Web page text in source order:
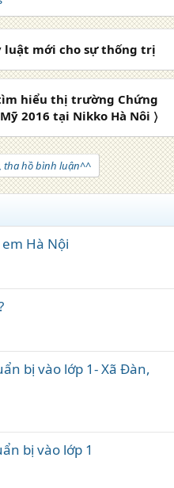
luật mới cho sự thống trị
hiểu thị trường Chứng
2016 tại Nikko Hà Nôi 〉
tha hồ bình luận^^
Hà Nội
bị vào lớp 1- Xã Đàn,
bị vào lớp 1